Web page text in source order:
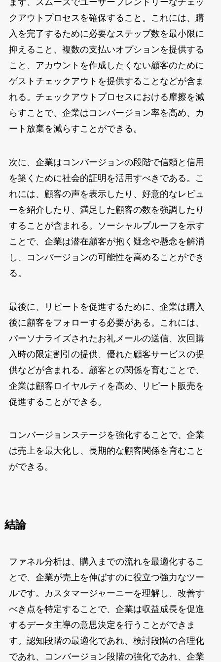
まず、スムーズでユーザーフレンドリーなチェッ
クアウトプロセスを確保すること。これには、購
入を完了するために必要なステップ数を最小限に
抑えること、複数の支払いオプションを提供する
こと、アカウントを作成したくない顧客のために
ゲストチェックアウトを提供することなどが含ま
れる。チェックアウトプロセスにおける摩擦を減
らすことで、企業はコンバージョン率を高め、カ
ート放棄を減らすことができる。
次に、企業はコンバージョンの段階で信頼と信用
を築くために社会的証明を活用すべきである。こ
れには、顧客の声を表示したり、好意的なレビュ
ーを紹介したり、満足した顧客の数を強調したり
することが含まれる。ソーシャルプルーフを示す
ことで、企業は潜在顧客が抱く疑念や懸念を解消
し、コンバージョンの可能性を高めることができ
る。
最後に、リピートを促進するために、企業は購入
後に顧客をフォローする必要がある。これには、
パーソナライズされたお礼メールの送信、次回購
入時の限定割引の提供、優れた顧客サービスの提
供などが含まれる。顧客との関係を育むことで、
企業は顧客ロイヤルティを高め、リピート販売を
促進することができる。
コンバージョンステージを強化することで、企業
は売上を最大化し、長期的な顧客関係を育むこと
ができる。
結論
ファネル分析は、購入までの流れを最適化するこ
とで、企業が売上を伸ばすのに役立つ強力なツー
ルです。カスタマージャーニーを理解し、改善す
べき点を特定することで、企業は収益成長を促進
するデータ主導の意思決定を行うことができま
す。認知段階の最適化であれ、検討段階の合理化
であれ、コンバージョン段階の強化であれ、企業